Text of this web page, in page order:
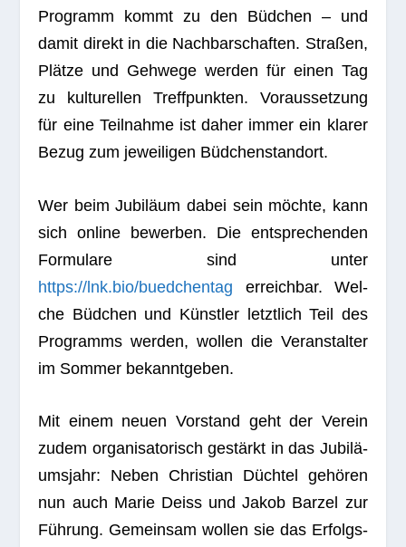
Pro­gramm kommt zu den Büd­chen – und
damit direkt in die Nach­bar­schaf­ten. Stra­ßen,
Plätze und Geh­wege wer­den für einen Tag
zu kul­tu­rel­len Treff­punk­ten. Vor­aus­set­zung
für eine Teil­nahme ist daher immer ein kla­rer
Bezug zum jewei­li­gen Büdchenstandort.
Wer beim Jubi­läum dabei sein möchte, kann
sich online bewer­ben. Die ent­spre­chen­den
For­mu­lare sind unter
https://lnk.bio/buedchentag erreich­bar. Wel­
che Büd­chen und Künst­ler letzt­lich Teil des
Pro­gramms wer­den, wol­len die Ver­an­stal­ter
im Som­mer bekanntgeben.
Mit einem neuen Vor­stand geht der Ver­ein
zudem orga­ni­sa­to­risch gestärkt in das Jubi­lä­
ums­jahr: Neben Chris­tian Düch­tel gehö­ren
nun auch Marie Deiss und Jakob Bar­zel zur
Füh­rung. Gemein­sam wol­len sie das Erfolgs­